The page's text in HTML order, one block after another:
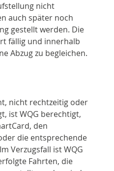
nicht
auch später noch
gestellt werden. Die
fällig und innerhalb
Abzug zu begleichen.
nicht rechtzeitig oder
ist WQG berechtigt,
den
die entsprechende
Verzugsfall ist WQG
Fahrten, die